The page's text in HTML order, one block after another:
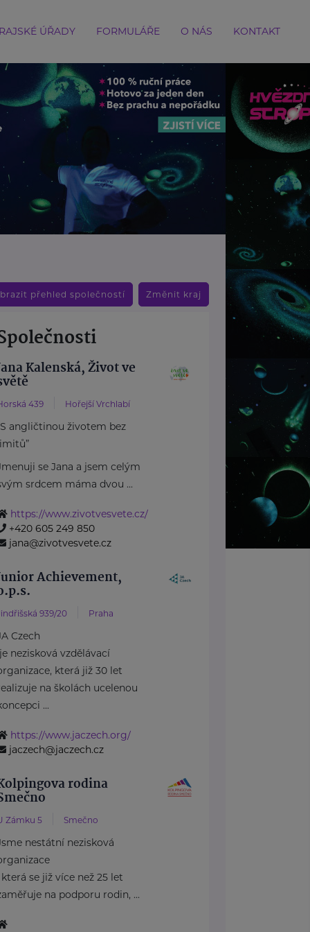
ÚŘADY FORMULÁŘE O NÁS KONTAKT
přehled společností Změnit kraj
Kalenská, Život ve
439 Hořejší Vrchlabí
angličtinou životem bez
se Jana a jsem celým
srdcem máma dvou ...
https://www.zivotvesvete.cz/
+420 605 249 850
jana@zivotvesvete.cz
Achievement,
939/20 Praha
Czech
je nezisková vzdělávací
která již 30 let
na školách ucelenou
...
https://www.jaczech.org/
jaczech@jaczech.cz
rodina
Zámku 5 Smečno
nestátní nezisková
která se již více než 25 let
na podporu rodin, ...